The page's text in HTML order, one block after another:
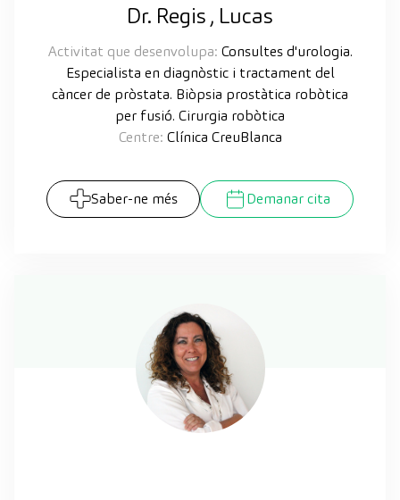
Dr. Regis , Lucas
Activitat que desenvolupa: Consultes d'urologia.
Especialista en diagnòstic i tractament del
càncer de pròstata. Biòpsia prostàtica robòtica
per fusió. Cirurgia robòtica
Centre: Clínica CreuBlanca
Saber-ne més Demanar cita